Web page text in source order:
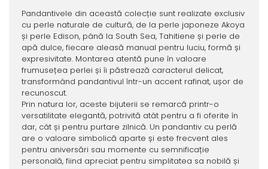
Pandantivele din această colecție sunt realizate exclusiv
cu perle naturale de cultură, de la perle japoneze Akoya
și perle Edison, până la South Sea, Tahitiene și perle de
apă dulce, fiecare aleasă manual pentru luciu, formă și
expresivitate. Montarea atentă pune în valoare
frumusețea perlei și îi păstrează caracterul delicat,
transformând pandantivul într-un accent rafinat, ușor de
recunoscut.
Prin natura lor, aceste bijuterii se remarcă printr-o
versatilitate elegantă, potrivită atât pentru a fi oferite în
dar, cât și pentru purtare zilnică. Un pandantiv cu perlă
are o valoare simbolică aparte și este frecvent ales
pentru aniversări sau momente cu semnificație
personală, fiind apreciat pentru simplitatea sa nobilă și